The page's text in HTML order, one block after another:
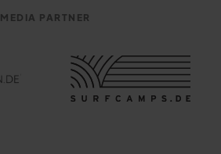
MEDIA PARTNER